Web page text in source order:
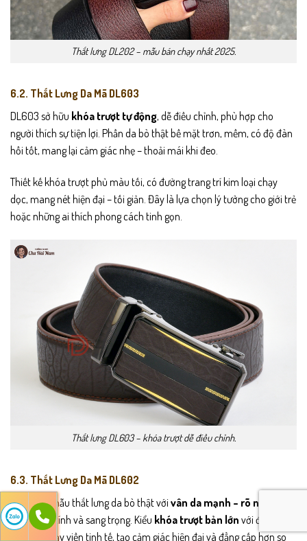
Thắt lưng DL202 – mẫu bán chạy nhất 2025.
6.2. Thắt Lưng Da Mã DL603
DL603 sở hữu khóa trượt tự động, dễ điều chỉnh, phù hợp cho
người thích sự tiện lợi. Phần da bò thật bề mặt trơn, mềm, có độ đàn
hồi tốt, mang lại cảm giác nhẹ – thoải mái khi đeo.
Thiết kế khóa trượt phủ màu tối, có đường trang trí kim loại chạy
dọc, mang nét hiện đại – tối giản. Đây là lựa chọn lý tưởng cho giới trẻ
hoặc những ai thích phong cách tinh gọn.
Thắt lưng DL603 – khóa trượt dễ điều chỉnh.
6.3. Thắt Lưng Da Mã DL602
DL602 là mẫu thắt lưng da bò thật với vân da mạnh – rõ nét
lại vẻ nam tính và sang trọng. Kiểu khóa trượt bản lớn với đường
họa tiết chạy viền tinh tế, tạo cảm giác hiện đại và đẳng cấp hơn so